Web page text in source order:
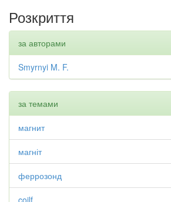
Розкриття
за авторами
Smyrnyi M. F.
за темами
магнит
магніт
феррозонд
coilf